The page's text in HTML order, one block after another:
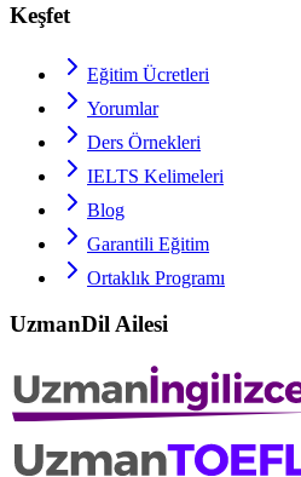
Keşfet
Eğitim Ücretleri
Yorumlar
Ders Örnekleri
IELTS Kelimeleri
Blog
Garantili Eğitim
Ortaklık Programı
UzmanDil Ailesi